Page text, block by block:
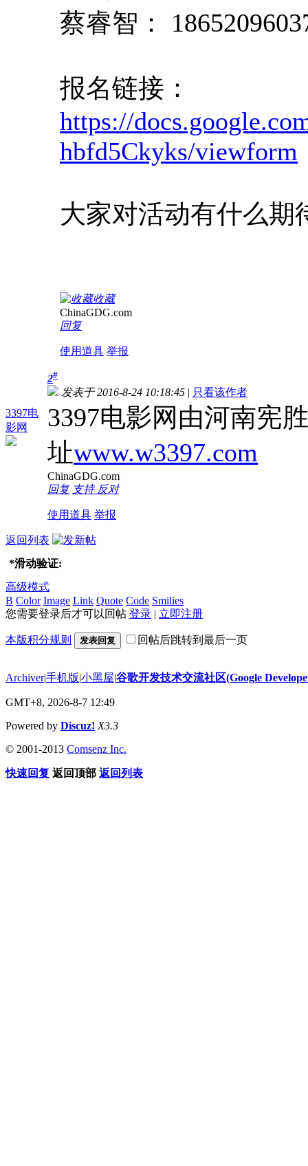
蔡睿智：
报名链接：
https://
hbfd5Ckyks/viewform
大家对活动有什么期
收藏
ChinaGDG.com
回复
使用道具 举报
3397电
影网
2#
发表于 2016-8-24 10:18:45 | 只看该作者
3397电影网由河南宪
址www.w3397.com
ChinaGDG.com
回复 支持 反对
使用道具 举报
返回列表
*滑动验证:
高级模式
B Color Image Link Quote Code Smilies
您需要登录后才可以回帖 登录 | 立即注册
本版积分规则 发表回复 回帖后跳转到最后一页
Archiver|手机版|小黑屋|谷歌开发技术交流社区(Google
GMT+8, 2026-8-7 12:49
Powered by Discuz! X3.3
© 2001-2013 Comsenz Inc.
快速回复 返回顶部 返回列表